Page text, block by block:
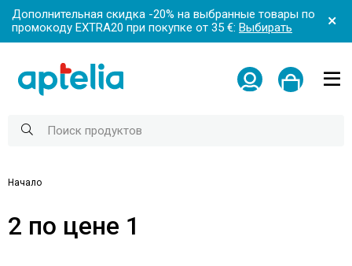
Дополнительная скидка -20% на выбранные товары по
промокоду EXTRA20 при покупке от 35 €: Выбирать
Начало
2 по цене 1